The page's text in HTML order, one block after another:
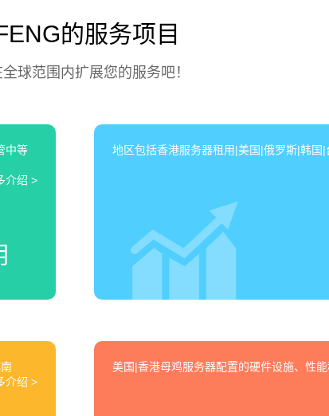
的服务项目
球范围内扩展您的服务吧！
中等
介绍 >
地区包括香港服务器租用|美国|俄罗斯|韩国
介绍 >
美国|香港母鸡服务器配置的硬件设施、性